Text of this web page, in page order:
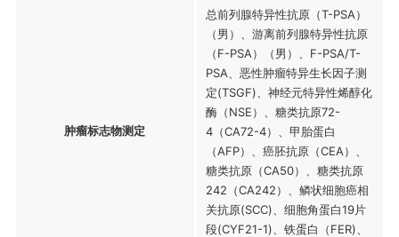
肿瘤标志物测定
总前列腺特异性抗原（T-PSA）
（男）、游离前列腺特异性抗原
（F-PSA）（男）、F-PSA/T-
PSA、恶性肿瘤特异生长因子测
定(TSGF)、神经元特异性烯醇化
酶（NSE）、糖类抗原72-
4（CA72-4）、甲胎蛋白
（AFP）、癌胚抗原（CEA）、
糖类抗原（CA50）、糖类抗原
242（CA242）、鳞状细胞癌相
关抗原(SCC)、细胞角蛋白19片
段(CYF21-1)、铁蛋白（FER)、